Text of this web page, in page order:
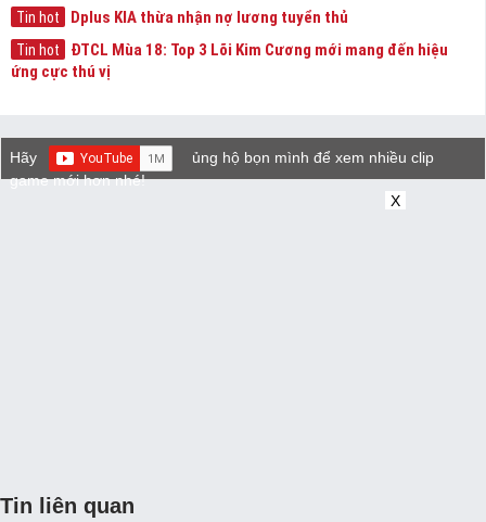
Tin hot Dplus KIA thừa nhận nợ lương tuyển thủ
Tin hot
ĐTCL Mùa 18: Top 3 Lõi Kim Cương mới mang đến hiệu
ứng cực thú vị
Hãy
ủng hộ bọn mình để xem nhiều clip
game mới hơn nhé!
X
Tin liên quan